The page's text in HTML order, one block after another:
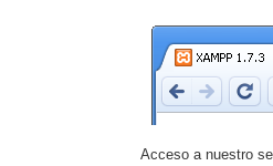
Acceso a nuestro